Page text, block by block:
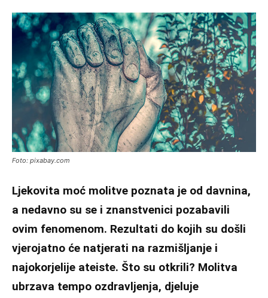
Foto: pixabay.com
Ljekovita moć molitve poznata je od davnina,
a nedavno su se i znanstvenici pozabavili
ovim fenomenom. Rezultati do kojih su došli
vjerojatno će natjerati na razmišljanje i
najokorjelije ateiste. Što su otkrili? Molitva
ubrzava tempo ozdravljenja, djeluje